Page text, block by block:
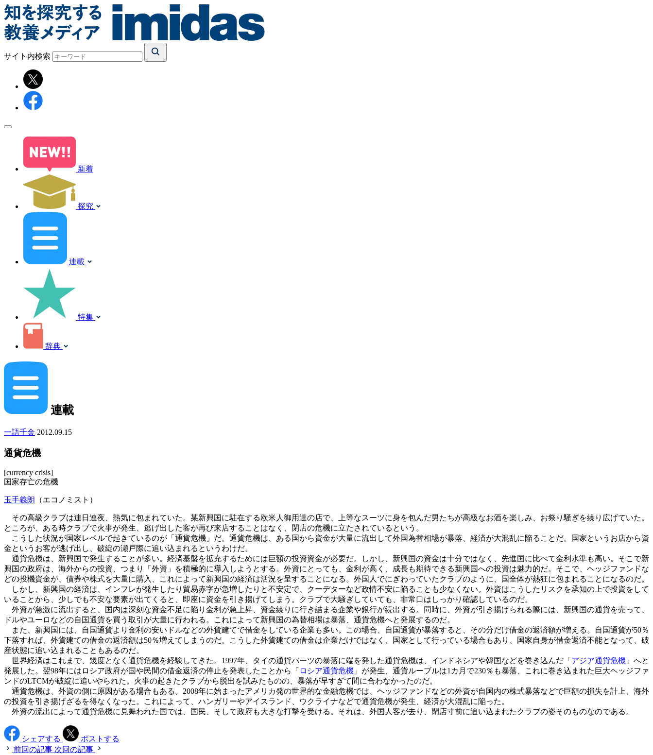
サイト内検索
新着
探究
連載
特集
辞典
連載
一語千金 2012.09.15
通貨危機
[currency crisis]
国家存亡の危機
玉手義朗 （エコノミスト）
その高級クラブは連日連夜、熱気に包まれていた。某新興国に駐在する欧米人御用達の店で、上等なスーツに身を包んだ男たちが高級なお酒を楽しみ、お祭り騒ぎを繰り広げていた。
ところが、ある時クラブで火事が発生、逃げ出した客が再び来店することはなく、閉店の危機に立たされているという。
こうした状況が国家レベルで起きているのが「通貨危機」だ。通貨危機は、ある国から資金が大量に流出して外国為替相場が暴落、経済が大混乱に陥ることだ。国家というお店から資
金というお客が逃げ出し、破綻の瀬戸際に追い込まれるというわけだ。
通貨危機は、新興国で発生することが多い。経済基盤を拡充するためには巨額の投資資金が必要だ。しかし、新興国の資金は十分ではなく、先進国に比べて金利水準も高い。そこで新
興国の政府は、海外からの投資、つまり「外資」を積極的に導入しようとする。外資にとっても、金利が高く、成長も期待できる新興国への投資は魅力的だ。そこで、ヘッジファンドな
どの投機資金が、債券や株式を大量に購入、これによって新興国の経済は活況を呈することになる。外国人でにぎわっていたクラブのように、国全体が熱狂に包まれることになるのだ。
しかし、新興国の経済は、インフレが発生したり貿易赤字が急増したりと不安定で、クーデターなど政情不安に陥ることも少なくない。外資はこうしたリスクを承知の上で投資をして
いることから、少しでも不安な要素が出てくると、即座に資金を引き揚げてしまう。クラブで大騒ぎしていても、非常口はしっかり確認しているのだ。
外資が急激に流出すると、国内は深刻な資金不足に陥り金利が急上昇、資金繰りに行き詰まる企業や銀行が続出する。同時に、外資が引き揚げられる際には、新興国の通貨を売って、
ドルやユーロなどの自国通貨を買う取引が大量に行われる。これによって新興国の為替相場は暴落、通貨危機へと発展するのだ。
また、新興国には、自国通貨より金利の安いドルなどの外貨建てで借金をしている企業も多い。この場合、自国通貨が暴落すると、その分だけ借金の返済額が増える。自国通貨が50％
下落すれば、外貨建ての借金の返済額は50％増えてしまうのだ。こうした外貨建ての借金は企業だけではなく、国家として行っている場合もあり、国家自身が借金返済不能となって、破
産状態に追い込まれることもあるのだ。
世界経済はこれまで、幾度となく通貨危機を経験してきた。1997年、タイの通貨バーツの暴落に端を発した通貨危機は、インドネシアや韓国などを巻き込んだ「 アジア通貨危機 」へと
発展した。翌98年にはロシア政府が国や民間の借金返済の停止を発表したことから「 ロシア通貨危機 」が発生、通貨ルーブルは1カ月で230％も暴落、これに巻き込まれた巨大ヘッジファ
ンドのLTCMが破綻に追いやられた。火事の起きたクラブから脱出を試みたものの、暴落が早すぎて間に合わなかったのだ。
通貨危機は、外資の側に原因がある場合もある。2008年に始まったアメリカ発の世界的な金融危機では、ヘッジファンドなどの外資が自国内の株式暴落などで巨額の損失を計上、海外
の投資を引き揚げざるを得なくなった。これによって、ハンガリーやアイスランド、ウクライナなどで通貨危機が発生、経済が大混乱に陥った。
外資の流出によって通貨危機に見舞われた国では、国民、そして政府も大きな打撃を受ける。それは、外国人客が去り、閉店寸前に追い込まれたクラブの姿そのものなのである。
シェアする
ポストする
前回の記事 次回の記事